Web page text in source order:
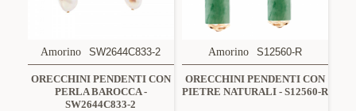
Amorino SW2644C833-2
ORECCHINI PENDENTI CON
PERLA BAROCCA -
SW2644C833-2
Amorino S12560-R
ORECCHINI PENDENTI CON
PIETRE NATURALI - S12560-R